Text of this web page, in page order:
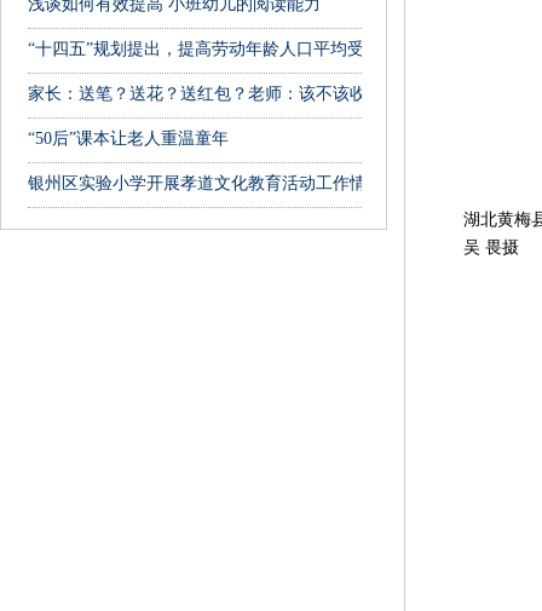
浅谈如何有效提高 小班幼儿的阅读能力
“十四五”规划提出，提高劳动年龄人口平均受教育年限
家长：送笔？送花？送红包？老师：该不该收？该咋拒绝？纠结
“50后”课本让老人重温童年
银州区实验小学开展孝道文化教育活动工作情况汇报
湖北黄梅县
吴 畏摄